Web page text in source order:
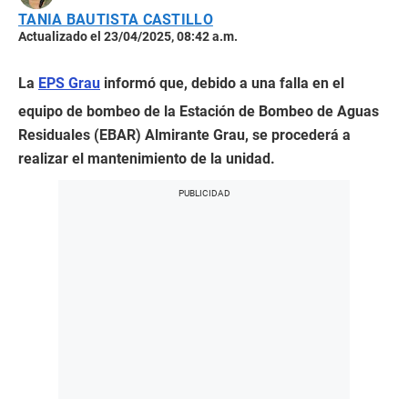
TANIA BAUTISTA CASTILLO
Actualizado el 23/04/2025, 08:42 a.m.
La EPS Grau informó que, debido a una falla en el
equipo de bombeo de la Estación de Bombeo de Aguas
Residuales (EBAR) Almirante Grau, se procederá a
realizar el mantenimiento de la unidad.